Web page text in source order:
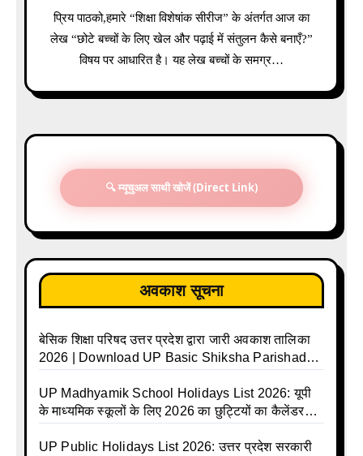
प्रिय पाठको,हमारे “शिक्षा विशेषांक सीरीज” के अंतर्गत आज का
लेख “छोटे बच्चों के लिए खेल और पढ़ाई में संतुलन कैसे बनाएँ?”
विषय पर आधारित है। यह लेख बच्चों के समग्र…
🔍 म्यूचुअल साथी खोजें (Direct Link)
अवकाश सूचना
बेसिक शिक्षा परिषद उत्तर प्रदेश द्वारा जारी अवकाश तालिका
2026 | Download UP Basic Shiksha Parishad
Basic School Avkash Talika UP 2026 | UP Basic
Shiksha Parishad Avkash Talika 2026 | UP
Calendar List 2026
UP Madhyamik School Holidays List 2026: यूपी
के माध्यमिक स्कूलों के लिए 2026 का छुट्टियों का कैलेंडर
Talika | UP Madhyamik Avkash Talika 2026 | UP
UP Public Holidays List 2026: उत्तर प्रदेश सरकारी